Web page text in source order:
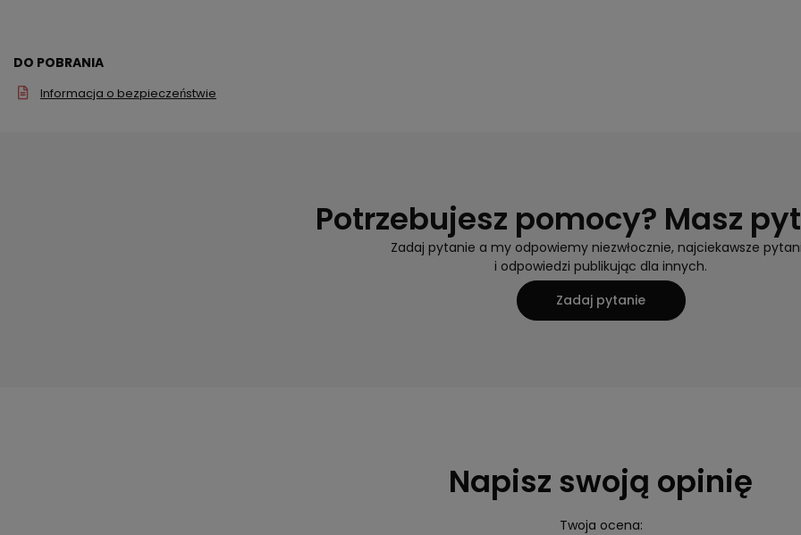
DO POBRANIA
Informacja o bezpieczeństwie
Potrzebujesz pomocy? Masz
Zadaj pytanie a my odpowiemy niezwłocznie, najciekawsze
i odpowiedzi publikując dla innych.
Zadaj pytanie
Napisz swoją opinię
Twoja ocena: